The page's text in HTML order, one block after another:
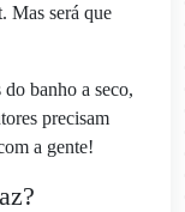
Mas será que
banho a seco,
precisam
a gente!